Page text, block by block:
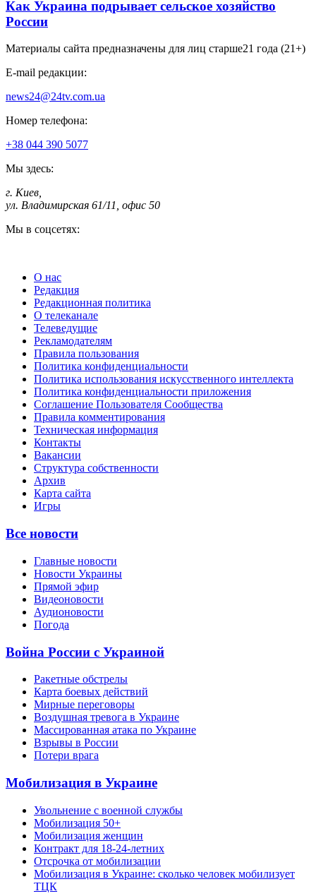
Как Украина подрывает сельское хозяйство
России
Материалы сайта предназначены для лиц старше21 года (21+)
E-mail редакции:
news24@24tv.com.ua
Номер телефона:
+38 044 390 5077
Мы здесь:
г. Киев
ул. Владимирская 61/11, офис 50
Мы в соцсетях:
О нас
Редакция
Редакционная политика
О телеканале
Телеведущие
Рекламодателям
Правила пользования
Политика конфиденциальности
Политика использования искусственного интеллекта
Политика конфиденциальности приложения
Соглашение Пользователя Сообщества
Правила комментирования
Техническая информация
Контакты
Вакансии
Структура собственности
Архив
Карта сайта
Игры
Все новости
Главные новости
Новости Украины
Прямой эфир
Видеоновости
Аудионовости
Погода
Война России с Украиной
Ракетные обстрелы
Карта боевых действий
Мирные переговоры
Воздушная тревога в Украине
Массированная атака по Украине
Взрывы в России
Потери врага
Мобилизация в Украине
Увольнение с военной службы
Мобилизация 50+
Мобилизация женщин
Контракт для 18-24-летних
Отсрочка от мобилизации
Мобилизация в Украине: сколько человек мобилизует
ТЦК